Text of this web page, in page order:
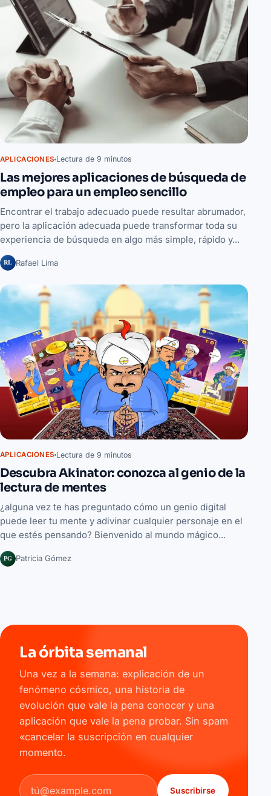
APLICACIONES Lectura de 9 minutos
Las mejores aplicaciones de búsqueda de
empleo para un empleo sencillo
Encontrar el trabajo adecuado puede resultar abrumador,
pero la aplicación adecuada puede transformar toda su
experiencia de búsqueda en algo más simple, rápido y...
RL Rafael Lima
APLICACIONES Lectura de 9 minutos
Descubra Akinator: conozca al genio de la
lectura de mentes
¿alguna vez te has preguntado cómo un genio digital
puede leer tu mente y adivinar cualquier personaje en el
que estés pensando? Bienvenido al mundo mágico...
PG Patricia Gómez
La órbita semanal
Una vez a la semana: explicación de un
fenómeno cósmico, una historia de
evolución que vale la pena conocer y una
aplicación que vale la pena probar. Sin spam
«cancelar la suscripción en cualquier
momento.
Dirección de correo electrónico
Suscribirse